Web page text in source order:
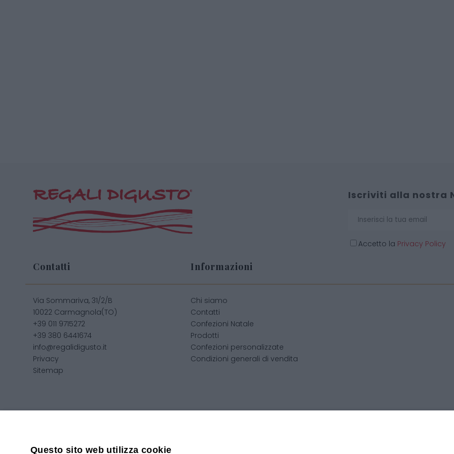
Iscriviti alla nostra
Accetto la Privacy Policy
Contatti
Via Sommariva, 31/2/B
10022 Carmagnola(TO)
+39 011 9715272
+39 380 6441674
info@regalidigusto.it
Privacy
Sitemap
Informazioni
Chi siamo
Contatti
Confezioni Natale
Prodotti
Confezioni personalizzate
Condizioni generali di vendita
Questo sito web utilizza cookie